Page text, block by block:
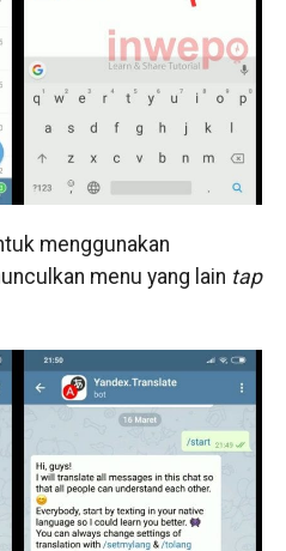
menggunakan
menu yang lain tap